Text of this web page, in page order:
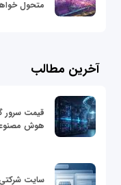
متحول
آخرین مطالب
هوش
سایت